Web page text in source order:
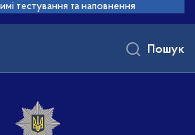
тестування та наповнення
Пошук